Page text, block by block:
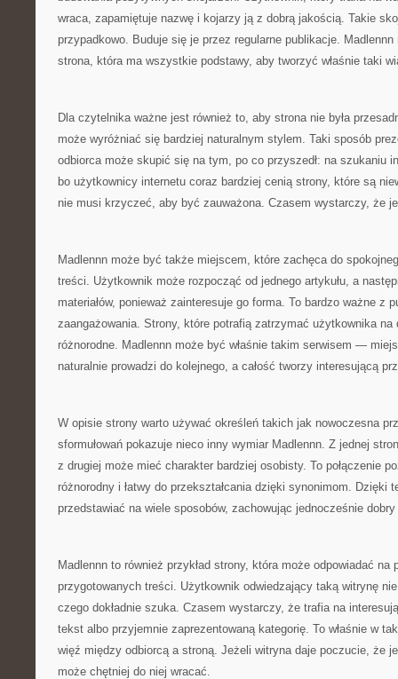
wraca, zapamiętuje nazwę i kojarzy ją z dobrą jakością. Takie
przypadkowo. Buduje się je przez regularne publikacje.
strona, która ma wszystkie podstawy, aby tworzyć właśnie taki
Dla czytelnika ważne jest również to, aby strona nie była
może wyróżniać się bardziej naturalnym stylem. Taki sposób
odbiorca może skupić się na tym, po co przyszedł: na szukaniu
bo użytkownicy internetu coraz bardziej cenią strony, które są
nie musi krzyczeć, aby być zauważona. Czasem wystarczy, że
Madlennn może być także miejscem, które zachęca do
treści. Użytkownik może rozpocząć od jednego artykułu, a
materiałów, ponieważ zainteresuje go forma. To bardzo ważne z
zaangażowania. Strony, które potrafią zatrzymać użytkownika na
różnorodne. Madlennn może być właśnie takim serwisem —
naturalnie prowadzi do kolejnego, a całość tworzy interesującą
W opisie strony warto używać określeń takich jak nowoczesna
sformułowań pokazuje nieco inny wymiar Madlennn. Z jednej
z drugiej może mieć charakter bardziej osobisty. To połączenie
różnorodny i łatwy do przekształcania dzięki synonimom. Dzięki
przedstawiać na wiele sposobów, zachowując jednocześnie
Madlennn to również przykład strony, która może odpowiadać na
przygotowanych treści. Użytkownik odwiedzający taką witrynę
czego dokładnie szuka. Czasem wystarczy, że trafia na
tekst albo przyjemnie zaprezentowaną kategorię. To właśnie w
więź między odbiorcą a stroną. Jeżeli witryna daje poczucie, że
może chętniej do niej wracać.